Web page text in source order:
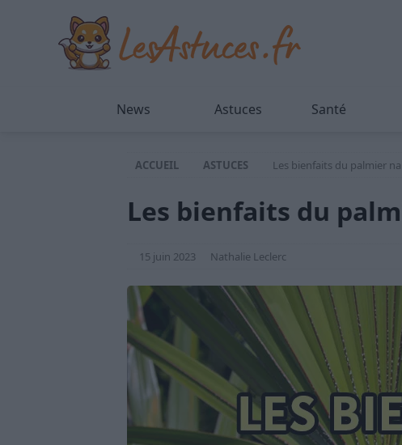
News Astuces Santé
ACCUEIL ASTUCES Les bienfaits du palmier
Les bienfaits du
15 juin 2023 Nathalie Leclerc